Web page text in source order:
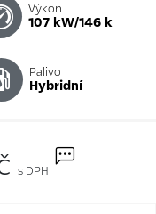
Výkon
107 kW/146 k
Palivo
hybridní
s DPH